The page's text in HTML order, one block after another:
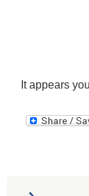
It appears